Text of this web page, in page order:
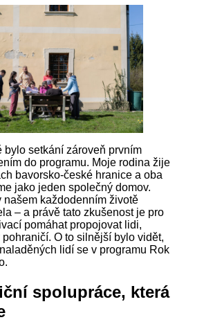
bylo setkání zároveň prvním
do programu. Moje rodina žije
bavorsko-české hranice a oba
jako jeden společný domov.
našem každodenním životě
– a právě tato zkušenost je pro
pomáhat propojovat lidi,
O to silnější bylo vidět,
lidí se v programu Rok
spolupráce, která